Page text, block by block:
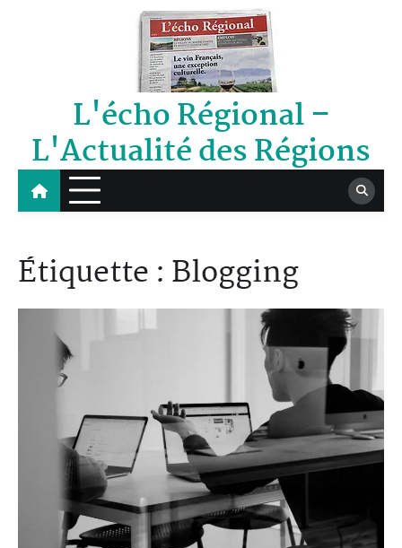
L'écho Régional –
L'Actualité des Régions
Étiquette : Blogging